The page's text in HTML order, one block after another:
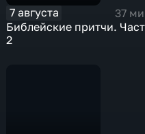
7 августа
37
Библейские притчи.
2